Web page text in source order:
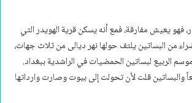
فهو يعيش مفارقة، فمع أنه يسكن قرية الهويدر التي
من البساتين يلتف حولها نهر ديالى من ثلاث جهات،
الربيع لبساتين الحمضيات في الراشدية ببغداد.
والبساتين قلت لأن تحولت إلى بيوت وصارت وارداتها